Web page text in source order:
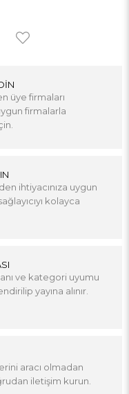
üye firmaları
firmalarla
ihtiyacınıza uygun
kolayca
ve kategori uyumu
yayına alınır.
aracı olmadan
iletişim kurun.